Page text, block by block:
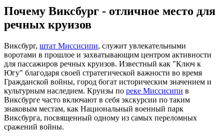
Почему Виксбург - отличное место для
речных круизов
Виксбург, штат Миссисипи, служит увлекательными
воротами в прошлое и захватывающим центром активности
для пассажиров речных круизов. Известный как "Ключ к
Югу" благодаря своей стратегической важности во время
Гражданской войны, город богат историческим значением и
культурным наследием. Круизы по реке Миссисипи в
Виксбурге часто включают в себя экскурсии по таким
знаковым местам, как Национальный военный парк
Виксбурга, посвященный одному из самых переломных
сражений войны.